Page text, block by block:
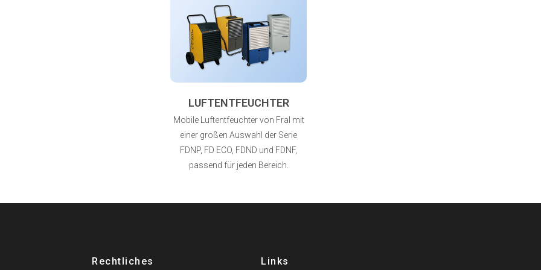
LUFTENTFEUCHTER
Mobile Luftentfeuchter von Fral mit
einer großen Auswahl der Serie
FDNP, FD ECO, FDND und FDNF,
passend für jeden Bereich.
Rechtliches Links